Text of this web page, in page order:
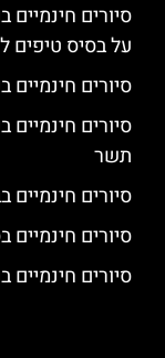
על בסיס טיפים
סיורים
סיורים
תשר
סיורים חינמיים
סיורים חינמיים
סיורים חינמיים